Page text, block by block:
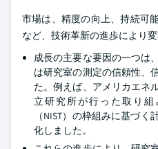
市場は、精度の向上、持続可
など、技術革新の進歩により変
成長の主要な要因の一つは
は研究室の測定の信頼性、
た。例えば、アメリカエネ
立研究所が行った取り
（NIST）の枠組みに基づ
化しました。